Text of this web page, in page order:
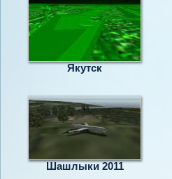
Якутск
Шашлыки 2011